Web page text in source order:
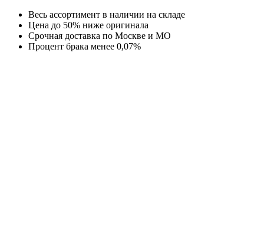
Перейти
содержимому
Весь ассортимент в наличии на складе
Цена до 50% ниже оригинала
Срочная доставка по Москве и МО
Процент брака менее 0,07%